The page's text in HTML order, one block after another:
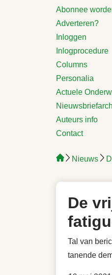
Abonnee
Adverteren?
Inloggen
Inlogprocedure
Columns
Personalia
Actuele
Auteurs info
Contact
Nieuws
De
Tal van
tanende